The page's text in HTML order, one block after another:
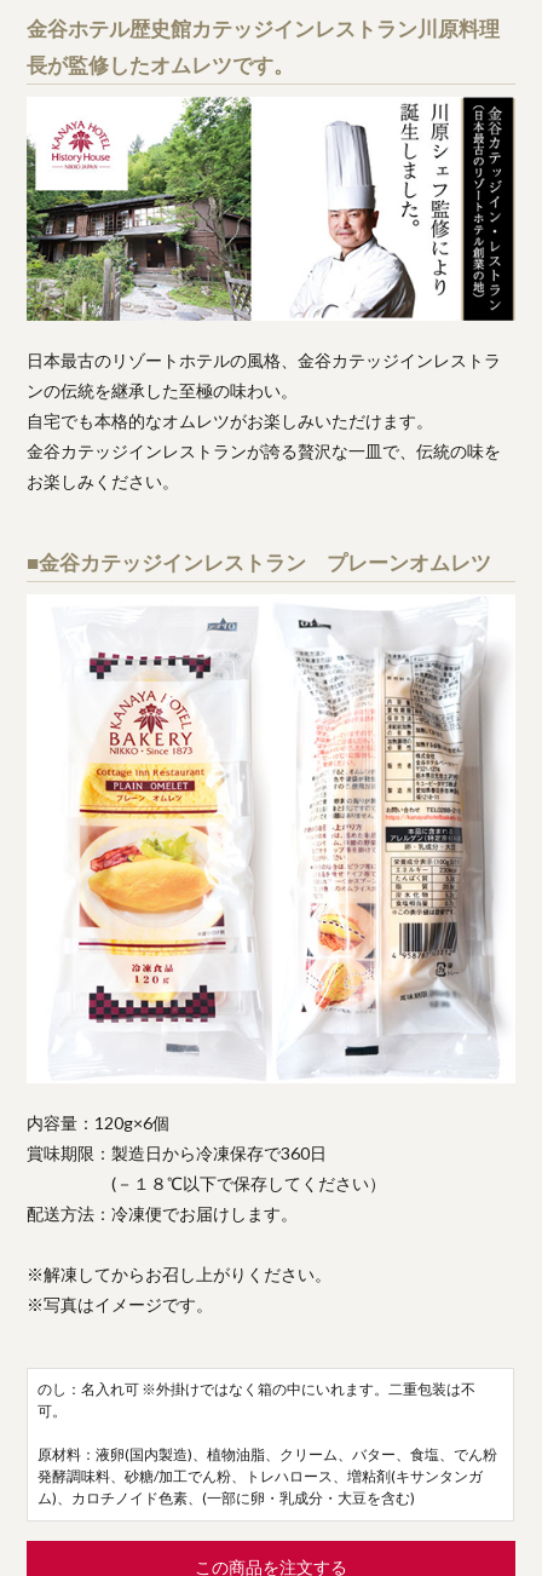
金谷ホテル歴史館カテッジインレストラン川原料理
長が監修したオムレツです。
日本最古のリゾートホテルの風格、金谷カテッジインレストラ
ンの伝統を継承した至極の味わい。
自宅でも本格的なオムレツがお楽しみいただけます。
金谷カテッジインレストランが誇る贅沢な一皿で、伝統の味を
お楽しみください。
■金谷カテッジインレストラン プレーンオムレツ
内容量：120g×6個
賞味期限：製造日から冷凍保存で360日
(－１８℃以下で保存してください）
配送方法：冷凍便でお届けします。
※解凍してからお召し上がりください。
※写真はイメージです。
のし：名入れ可 ※外掛けではなく箱の中にいれます。二重包装は不
可。
原材料：液卵(国内製造)、植物油脂、クリーム、バター、食塩、でん粉
発酵調味料、砂糖/加工でん粉、トレハロース、増粘剤(キサンタンガ
ム)、カロチノイド色素、(一部に卵・乳成分・大豆を含む)
この商品を注文する